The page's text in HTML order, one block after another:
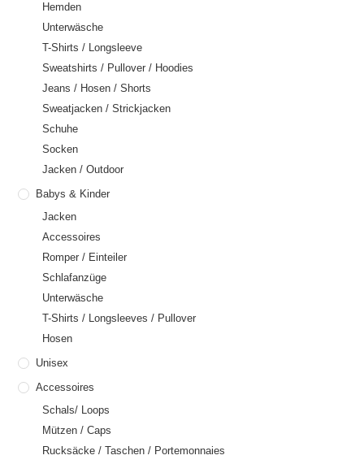
Hemden
Unterwäsche
T-Shirts / Longsleeve
Sweatshirts / Pullover / Hoodies
Jeans / Hosen / Shorts
Sweatjacken / Strickjacken
Schuhe
Socken
Jacken / Outdoor
Babys & Kinder
Jacken
Accessoires
Romper / Einteiler
Schlafanzüge
Unterwäsche
T-Shirts / Longsleeves / Pullover
Hosen
Unisex
Accessoires
Schals/ Loops
Mützen / Caps
Rucksäcke / Taschen / Portemonnaies